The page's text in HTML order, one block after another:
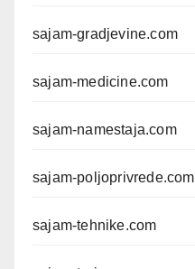
sajam-gradjevine.com
sajam-medicine.com
sajam-namestaja.com
sajam-poljoprivrede.com
sajam-tehnike.com